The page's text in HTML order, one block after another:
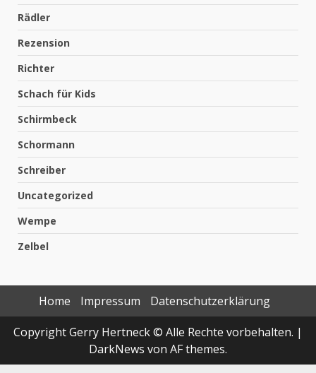
Rädler
Rezension
Richter
Schach für Kids
Schirmbeck
Schormann
Schreiber
Uncategorized
Wempe
Zelbel
Home Impressum
Datenschutzerklärung
Copyright Gerry Hertneck © Alle Rechte vorbehalten. |
DarkNews von AF themes.